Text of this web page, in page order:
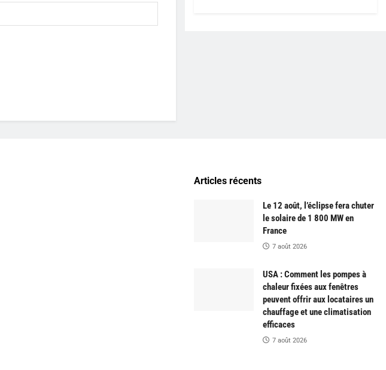
Articles récents
Le 12 août, l’éclipse fera chuter
le solaire de 1 800 MW en
France
7 août 2026
USA : Comment les pompes à
chaleur fixées aux fenêtres
peuvent offrir aux locataires un
chauffage et une climatisation
efficaces
7 août 2026